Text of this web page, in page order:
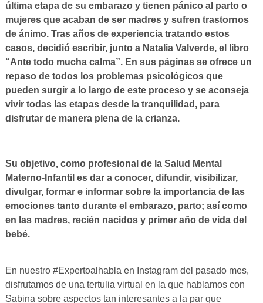
última etapa de su embarazo y tienen pánico al parto o
mujeres que acaban de ser madres y sufren trastornos
de ánimo. Tras años de experiencia tratando estos
casos, decidió escribir, junto a Natalia Valverde, el libro
“Ante todo mucha calma”. En sus páginas se ofrece un
repaso de todos los problemas psicológicos que
pueden surgir a lo largo de este proceso y se aconseja
vivir todas las etapas desde la tranquilidad, para
disfrutar de manera plena de la crianza.
Su objetivo, como profesional de la Salud Mental
Materno-Infantil es dar a conocer, difundir, visibilizar,
divulgar, formar e informar sobre la importancia de las
emociones tanto durante el embarazo, parto; así como
en las madres, recién nacidos y primer año de vida del
bebé.
En nuestro #Expertoalhabla en Instagram del pasado mes,
disfrutamos de una tertulia virtual en la que hablamos con
Sabina sobre aspectos tan interesantes a la par que